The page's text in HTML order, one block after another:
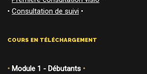
• Consultation de suivi •
COURS EN TÉLÉCHARGEMENT
• Module 1 - Débutants •